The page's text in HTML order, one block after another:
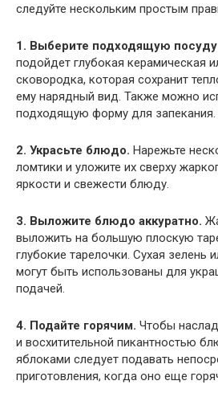
следуйте нескольким простым
1. Выберите подходящую
подойдет глубокая керамическая
сковородка, которая сохранит
ему нарядный вид. Также можно
подходящую форму для запекания.
2. Украсьте блюдо. Нарежьте
ломтики и уложите их сверху
яркости и свежести блюду.
3. Выложите блюдо аккуратно.
выложить на большую плоскую
глубокие тарелочки. Сухая зелень
могут быть использованы для
подачей.
4. Подайте горячим. Чтобы
и восхитительной пикантностью
яблоками следует подавать
приготовления, когда оно еще